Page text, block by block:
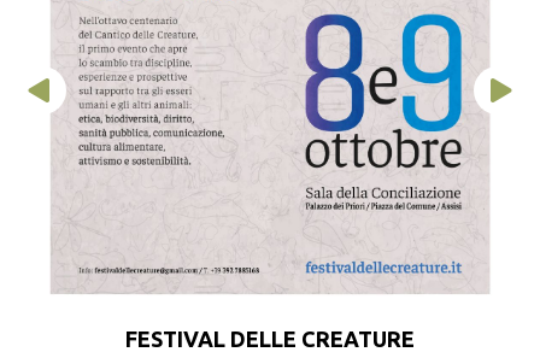
FESTIVAL DELLE CREATURE